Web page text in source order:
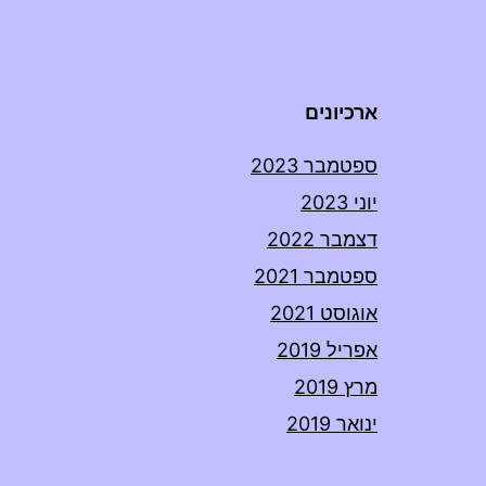
ארכיונים
ספטמבר 2023
יוני 2023
דצמבר 2022
ספטמבר 2021
אוגוסט 2021
אפריל 2019
מרץ 2019
ינואר 2019